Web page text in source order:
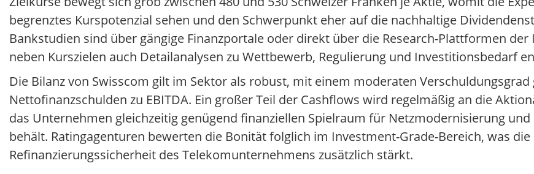
begrenztes Kurspotenzial sehen und den Schwerpunkt eher auf die nachhaltige
Bankstudien sind über gängige Finanzportale oder direkt über die Research-Plattformen
neben Kurszielen auch Detailanalysen zu Wettbewerb, Regulierung und Investitionsbedarf
Die Bilanz von Swisscom gilt im Sektor als robust, mit einem moderaten
Nettofinanzschulden zu EBITDA. Ein großer Teil der Cashflows wird regelmäßig an die
das Unternehmen gleichzeitig genügend finanziellen Spielraum für Netzmodernisierung
behält. Ratingagenturen bewerten die Bonität folglich im Investment-Grade-Bereich, was
Refinanzierungssicherheit des Telekomunternehmens zusätzlich stärkt.